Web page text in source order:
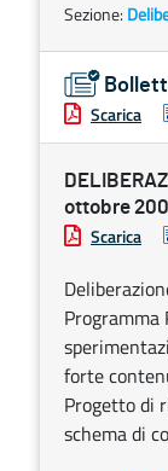
Sezione:
Scarica
ottobre
Scarica
Programma
forte
Progetto di
schema di